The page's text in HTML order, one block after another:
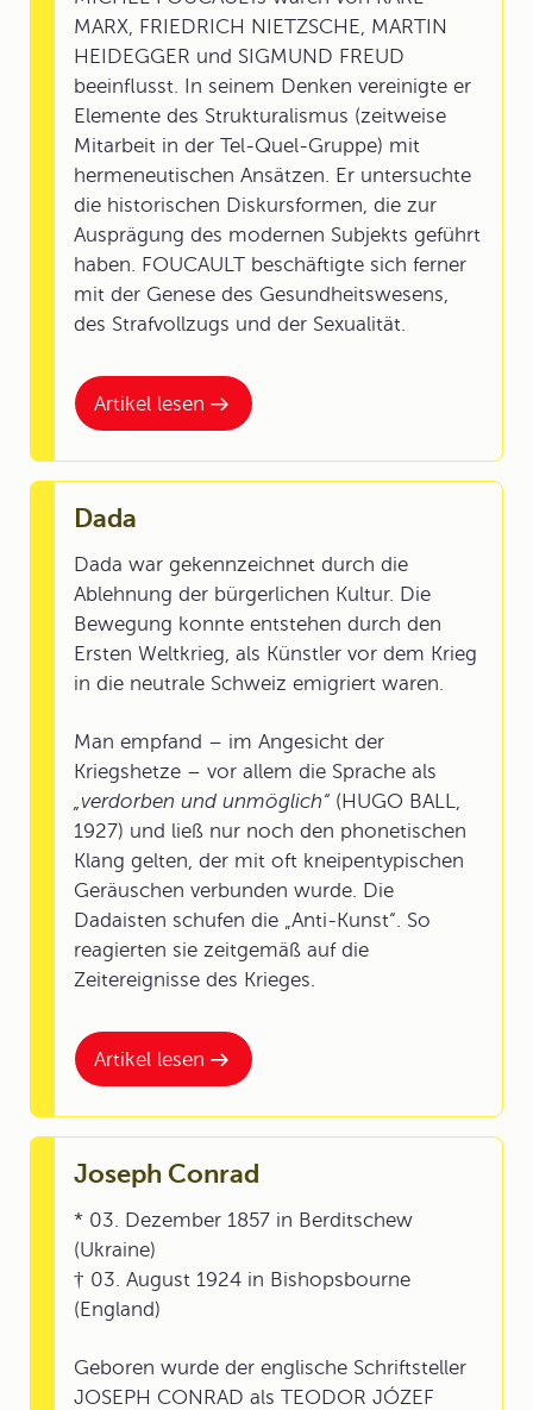
Artikel lesen
MARX, FRIEDRICH NIETZSCHE, MARTIN
HEIDEGGER und SIGMUND FREUD
beeinflusst. In seinem Denken vereinigte er
Elemente des Strukturalismus (zeitweise
Mitarbeit in der Tel-Quel-Gruppe) mit
hermeneutischen Ansätzen. Er untersuchte
die historischen Diskursformen, die zur
Ausprägung des modernen Subjekts geführt
haben. FOUCAULT beschäftigte sich ferner
mit der Genese des Gesundheitswesens,
des Strafvollzugs und der Sexualität.
Artikel lesen
Dada
Dada war gekennzeichnet durch die
Ablehnung der bürgerlichen Kultur. Die
Bewegung konnte entstehen durch den
Ersten Weltkrieg, als Künstler vor dem Krieg
in die neutrale Schweiz emigriert waren.
Man empfand – im Angesicht der
Kriegshetze – vor allem die Sprache als
„verdorben und unmöglich“ (HUGO BALL,
1927) und ließ nur noch den phonetischen
Klang gelten, der mit oft kneipentypischen
Geräuschen verbunden wurde. Die
Dadaisten schufen die „Anti-Kunst“. So
reagierten sie zeitgemäß auf die
Zeitereignisse des Krieges.
Joseph Conrad
* 03. Dezember 1857 in Berditschew
(Ukraine)
† 03. August 1924 in Bishopsbourne
(England)
Geboren wurde der englische Schriftsteller
JOSEPH CONRAD als TEODOR JÓZEF